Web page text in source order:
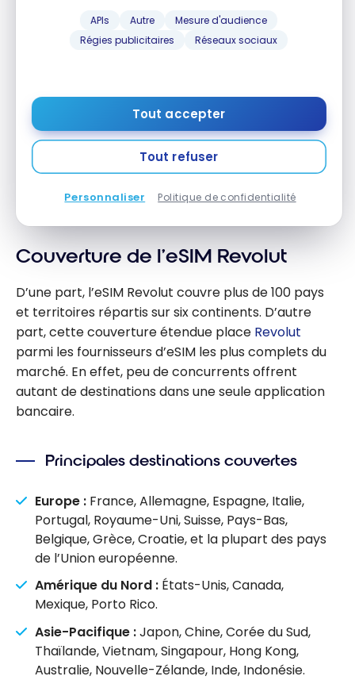
APIs Autre
Mesure d'audience
Régies publicitaires
Réseaux sociaux
Tout accepter
Tout refuser
Personnaliser Politique de confidentialité
QUEL ABONNEMENT CHOISIR ?
Pour un voyageur occasionnel, le forfait
revanche, pour un voyageur fréquent,
Metal (3 Go) ou Ultra (5 Go) deviennent
rentables. D’autant qu’Ultra inclut aussi
l’accès illimité aux salons d’aéroport et
une assurance annulation.
Couverture de l’eSIM Revolut
D’une part, l’eSIM Revolut couvre plus de 100 pays
et territoires répartis sur six continents. D’autre
part, cette couverture étendue place Revolut
parmi les fournisseurs d’eSIM les plus complets du
marché. En effet, peu de concurrents offrent
autant de destinations dans une seule application
bancaire.
Principales destinations couvertes
Europe : France, Allemagne, Espagne, Italie,
Portugal, Royaume-Uni, Suisse, Pays-Bas,
Belgique, Grèce, Croatie, et la plupart des pays
de l’Union européenne.
Amérique du Nord : États-Unis, Canada,
Mexique, Porto Rico.
Asie-Pacifique :Japon, Chine, Corée du Sud,
Thaïlande, Vietnam, Singapour, Hong Kong,
Australie, Nouvelle-Zélande, Inde, Indonésie.